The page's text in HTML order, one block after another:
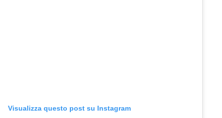
Visualizza questo post su Instagram